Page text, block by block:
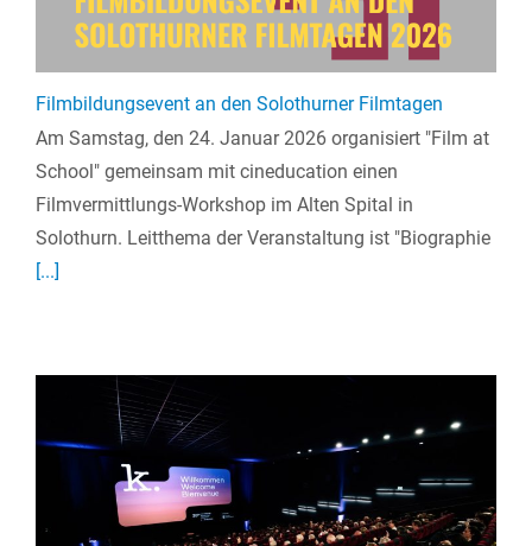
Filmbildungsevent an den Solothurner Filmtagen
Am Samstag, den 24. Januar 2026 organisiert "Film at
School" gemeinsam mit cineducation einen
Filmvermittlungs-Workshop im Alten Spital in
Solothurn. Leitthema der Veranstaltung ist "Biographie
[...]